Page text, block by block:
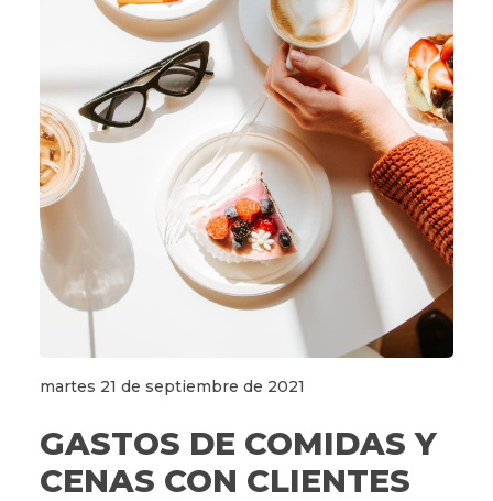
martes 21 de septiembre de 2021
GASTOS DE COMIDAS Y
CENAS CON CLIENTES